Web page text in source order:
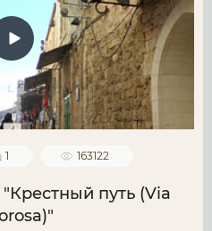
1 163122
путь (Via